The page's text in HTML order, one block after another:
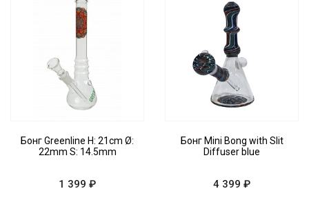
Бонг Greenline H: 21cm Ø:
22mm S: 14.5mm
1 399 ₽
Бонг Mini Bong with Slit
Diffuser blue
4 399 ₽